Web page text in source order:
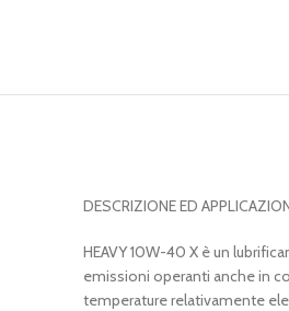
DESCRIZIONE ED
HEAVY 10W-40 X è un
emissioni operanti anche in
temperature relativamente